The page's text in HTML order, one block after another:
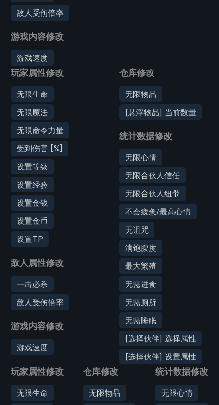
敌人受伤倍率
游戏内容修改
游戏速度
玩家属性修改
无限生命
无限魔法
无限命令力量
受到伤害 [%]
设置等级
设置经验
设置金钱
设置金币
设置TP
敌人属性修改
一击必杀
敌人受伤倍率
游戏内容修改
游戏速度
仓库修改
无限物品
[悬浮物品] 当前数量
统计数据修改
无限心情
无限合伙人信任
无限合伙人纽带
不会疲惫/最高心情
无诅咒
满饱腹度
最大繁殖
无需进食
无需厕所
无需睡眠
[选择伙伴] 选择属性
[选择伙伴] 设置属性
玩家属性修改
无限生命
仓库修改
无限物品
统计数据修改
无限心情